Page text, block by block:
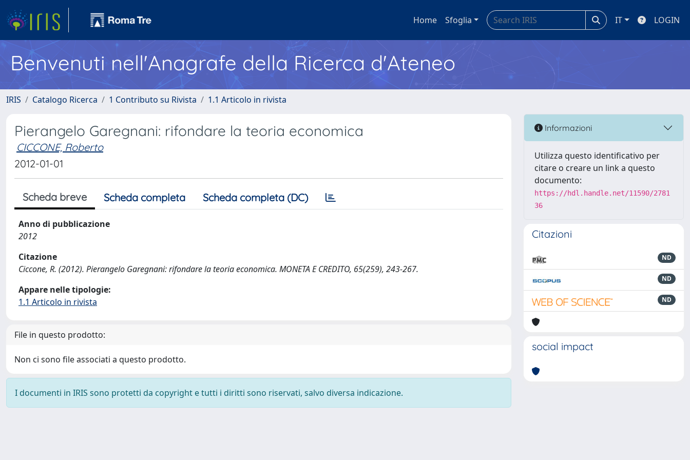
Home Sfoglia IT LOGIN
Benvenuti nell'Anagrafe della Ricerca d'Ateneo
IRIS Catalogo Ricerca 1 Contributo su Rivista 1.1 Articolo in rivista
Pierangelo Garegnani: rifondare la teoria economica
CICCONE, Roberto
2012-01-01
Scheda breve Scheda completa Scheda completa (DC)
Anno di pubblicazione
2012
Citazione
Ciccone, R. (2012). Pierangelo Garegnani: rifondare la teoria economica. MONETA E CREDITO, 65(259), 243-267.
Appare nelle tipologie:
1.1 Articolo in rivista
File in questo prodotto:
Non ci sono file associati a questo prodotto.
I documenti in IRIS sono protetti da copyright e tutti i diritti sono riservati, salvo diversa indicazione.
Informazioni
Utilizza questo identificativo per
citare o creare un link a questo
documento:
https://hdl.handle.net/11590/2781
36
Citazioni
ND
ND
ND
social impact